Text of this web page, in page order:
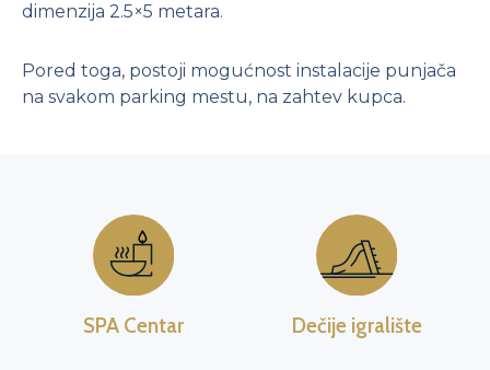
Trosoban stan I – PRODATO
Trosoban stan I sa dvorištem – PRODATO
Četvorosoban stan III
Četvorosoban stan IV – PRODATO
Četvorosoban stan sa dvorištem
Četvorosoban stan II sa dvorištem
dimenzija 2.5×5 metara.
Pored toga, postoji mogućnost instalacije punjača
na svakom parking mestu, na zahtev kupca.
SPA Centar Dečije igralište